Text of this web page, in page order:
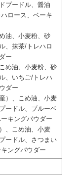
存在
ます
ナツ、そして焼き菓子を
プードル、醤油
ハロース、ベーキ
油、小麦粉、砂
、抹茶/トレハロ
ー
め油、小麦粉、砂
、いちご/トレハ
ダー
）、こめ油、小麦
ードル、ブルーベ
キングパウダー
、こめ油、小麦
ードル、さつまい
ングパウダー